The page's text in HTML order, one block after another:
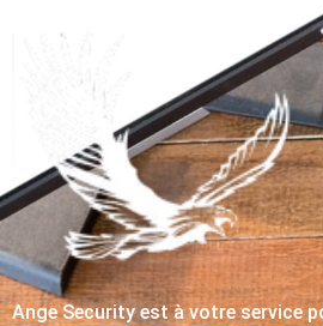
Ange Security est à votre service